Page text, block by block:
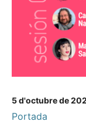
5 d'octubre de
Portada